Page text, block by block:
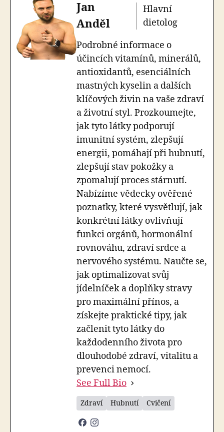
Jan
Anděl
Hlavní
dietolog
Podrobné informace o
účincích vitamínů, minerálů,
antioxidantů, esenciálních
mastných kyselin a dalších
klíčových živin na vaše zdraví
a životní styl. Prozkoumejte,
jak tyto látky podporují
imunitní systém, zlepšují
energii, pomáhají při hubnutí,
zlepšují stav pokožky a
zpomalují proces stárnutí.
Nabízíme vědecky ověřené
poznatky, které vysvětlují, jak
konkrétní látky ovlivňují
funkci orgánů, hormonální
rovnováhu, zdraví srdce a
nervového systému. Naučte se,
jak optimalizovat svůj
jídelníček a doplňky stravy
pro maximální přínos, a
získejte praktické tipy, jak
začlenit tyto látky do
každodenního života pro
dlouhodobé zdraví, vitalitu a
prevenci nemocí.
See Full Bio
Zdraví Hubnutí Cvičení